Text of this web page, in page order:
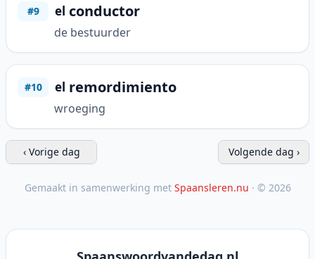
#9 el conductor
de bestuurder
#10 el remordimiento
wroeging
‹ Vorige dag Volgende dag ›
Gemaakt in samenwerking met Spaansleren.nu · © 2026